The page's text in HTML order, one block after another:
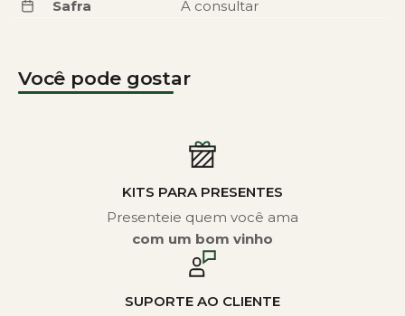
Safra
A consultar
Você pode gostar
KITS PARA PRESENTES
Presenteie quem você ama
com um bom vinho
SUPORTE AO CLIENTE